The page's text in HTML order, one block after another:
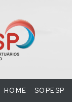
HOME SOPESP